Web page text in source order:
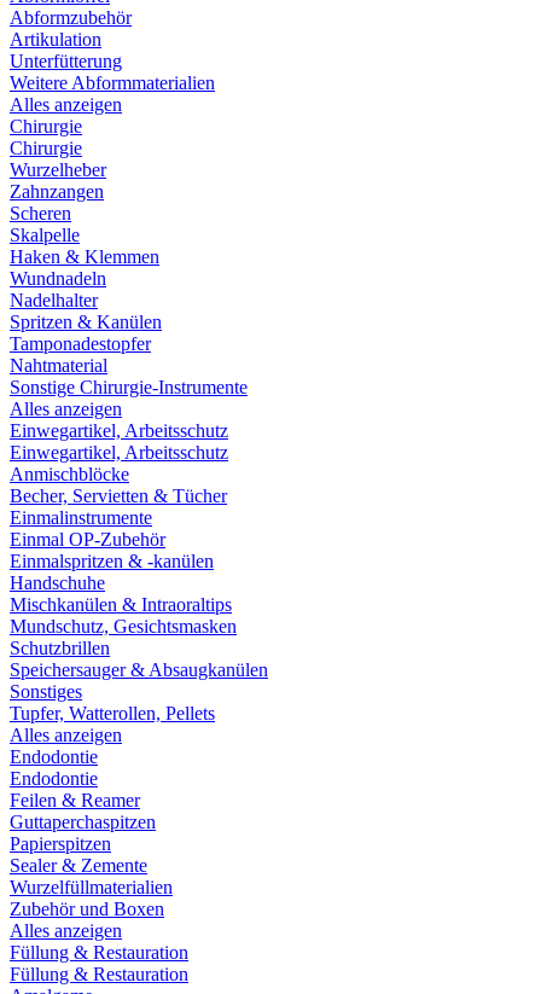
Abformzubehör
Artikulation
Unterfütterung
Weitere Abformmaterialien
Alles anzeigen
Chirurgie
Chirurgie
Wurzelheber
Zahnzangen
Scheren
Skalpelle
Haken & Klemmen
Wundnadeln
Nadelhalter
Spritzen & Kanülen
Tamponadestopfer
Nahtmaterial
Sonstige Chirurgie-Instrumente
Alles anzeigen
Einwegartikel, Arbeitsschutz
Einwegartikel, Arbeitsschutz
Anmischblöcke
Becher, Servietten & Tücher
Einmalinstrumente
Einmal OP-Zubehör
Einmalspritzen & -kanülen
Handschuhe
Mischkanülen & Intraoraltips
Mundschutz, Gesichtsmasken
Schutzbrillen
Speichersauger & Absaugkanülen
Sonstiges
Tupfer, Watterollen, Pellets
Alles anzeigen
Endodontie
Endodontie
Feilen & Reamer
Guttaperchaspitzen
Papierspitzen
Sealer & Zemente
Wurzelfüllmaterialien
Zubehör und Boxen
Alles anzeigen
Füllung & Restauration
Füllung & Restauration